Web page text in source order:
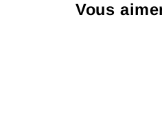
Vous